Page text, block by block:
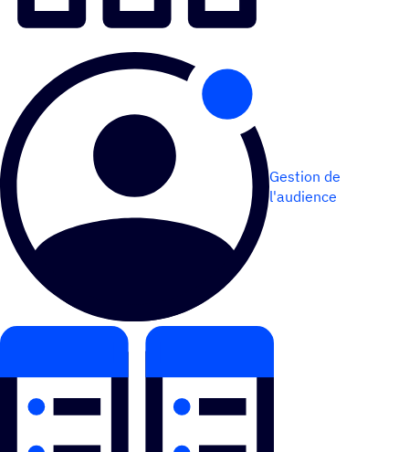
Gestion de
l'audience